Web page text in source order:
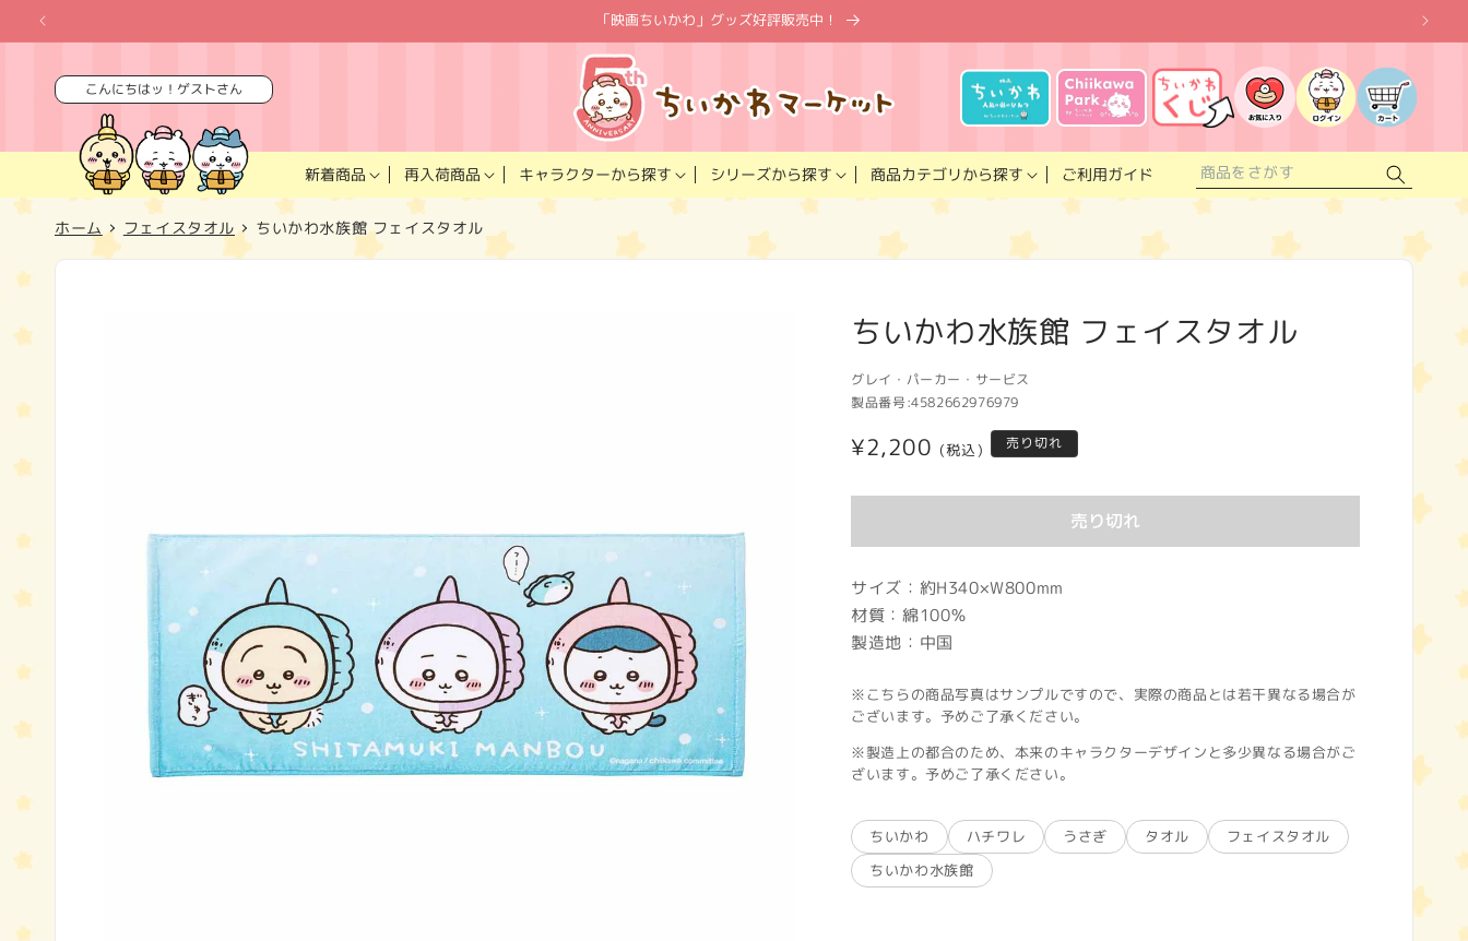
ンツに
進む
「映画ちいかわ」グッズ好評販売中！
こんにちはッ！ゲストさん
新着商品 再入荷商品 キャラクターから探す シリーズから探す 商品カテゴリから探す ご利用ガイド
入
り
ス
ト
グ
イ
カ
ー
ト
ホーム フェイスタオル ちいかわ水族館 フェイスタオル
ちいかわ水族館 フェイスタオル
グレイ・パーカー・サービス
製品番号:4582662976979
通
格
¥2,200 (税込) 売り切れ
売り切れ
サイズ：約H340×W800mm
材質：綿100％
製造地：中国
※こちらの商品写真はサンプルですので、実際の商品とは若干異なる場合が
ございます。予めご了承ください。
※製造上の都合のため、本来のキャラクターデザインと多少異なる場合がご
ざいます。予めご了承ください。
ちいかわ ハチワレ うさぎ タオル
フェイスタオル
ちいかわ水族館